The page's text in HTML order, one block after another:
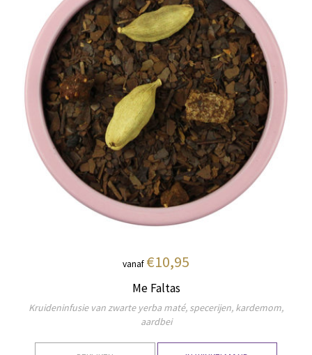
vanaf €10,95
Me Faltas
Kruideninfusie van zwarte yerba maté, specerijen, kardemom,
aardbei